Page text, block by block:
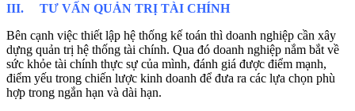
III. TƯ VẤN QUẢN TRỊ TÀI CHÍNH
Bên cạnh việc thiết lập hệ thống kế toán thì doanh nghiệp cần xây
dựng quản trị hệ thống tài chính. Qua đó doanh nghiệp nắm bắt về
sức khỏe tài chính thực sự của mình, đánh giá được điểm mạnh,
điểm yếu trong chiến lược kinh doanh để đưa ra các lựa chọn phù
hợp trong ngắn hạn và dài hạn.